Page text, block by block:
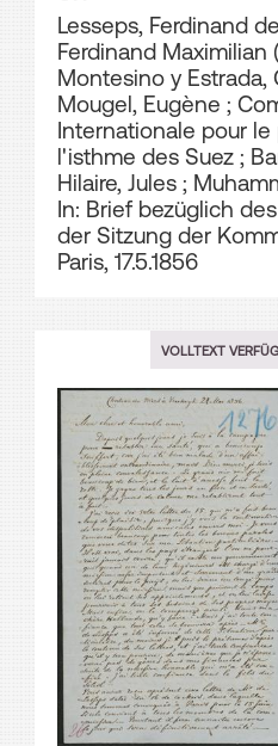
Lesseps, Ferdinand de
Ferdinand Maximilian
Montesino y Estrada,
Mougel, Eugène ;
Internationale pour
l'isthme des Suez;
Hilaire, Jules;
In: Brief bezüglich
der Sitzung der
Paris, 17.5.1856
VOLLTEXT